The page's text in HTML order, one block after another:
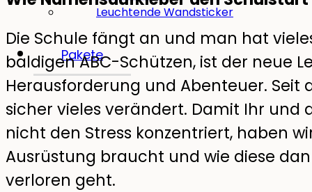
Leuchtende Wandsticker
Pakete
Die Schule fängt an und man hat
baldigen ABC-Schützen, ist der neue
Herausforderung und Abenteuer. Seit
sicher vieles verändert. Damit Ihr und
nicht den Stress konzentriert, haben
Ausrüstung braucht und wie diese
verloren geht.